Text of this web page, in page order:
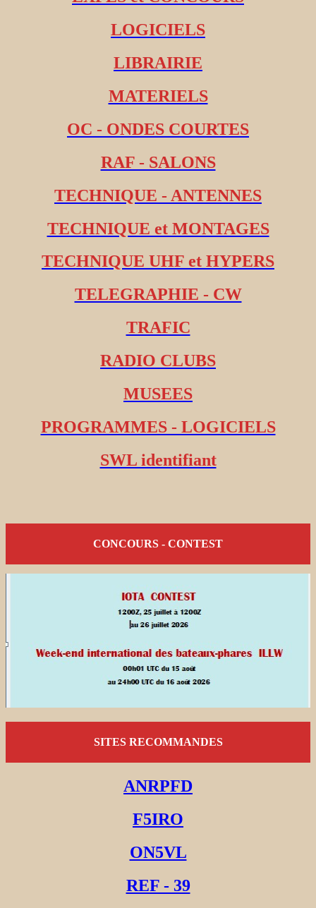
LOGICIELS
LIBRAIRIE
MATERIELS
OC - ONDES COURTES
RAF - SALONS
TECHNIQUE - ANTENNES
TECHNIQUE et MONTAGES
TECHNIQUE UHF et HYPERS
TELEGRAPHIE - CW
TRAFIC
RADIO CLUBS
MUSEES
PROGRAMMES - LOGICIELS
SWL identifiant
CONCOURS - CONTEST
SITES RECOMMANDES
ANRPFD
F5IRO
ON5VL
REF - 39